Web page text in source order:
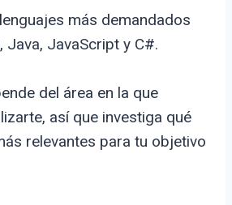
más demandados
Java, JavaScript y C#.
del área en la que
así que investiga qué
relevantes para tu objetivo